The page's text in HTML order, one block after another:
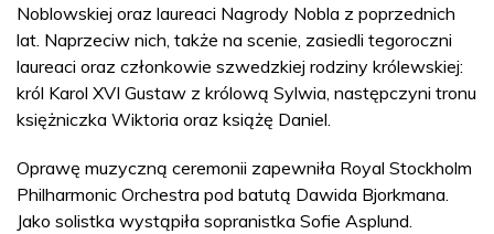
Noblowskiej oraz laureaci Nagrody Nobla z poprzednich
lat. Naprzeciw nich, także na scenie, zasiedli tegoroczni
laureaci oraz członkowie szwedzkiej rodziny królewskiej:
król Karol XVI Gustaw z królową Sylwia, następczyni tronu
księżniczka Wiktoria oraz książę Daniel.
Oprawę muzyczną ceremonii zapewniła Royal Stockholm
Philharmonic Orchestra pod batutą Dawida Bjorkmana.
Jako solistka wystąpiła sopranistka Sofie Asplund.